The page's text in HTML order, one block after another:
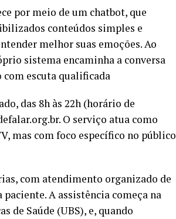
por meio de um chatbot, que
conteúdos simples e
melhor suas emoções. Ao
sistema encaminha a conversa
escuta qualificada
das 8h às 22h (horário de
O serviço atua como
mas com foco específico no público
com atendimento organizado de
paciente. A assistência começa na
de Saúde (UBS), e, quando